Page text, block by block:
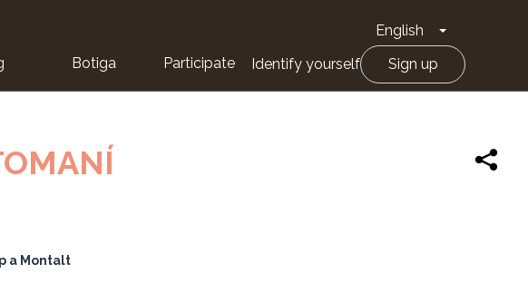
English Toggle
Botiga Participate Identify yourself Sign up
a Montalt